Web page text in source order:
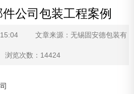
公司包装工程案例
文章来源：无锡固安德包装有
浏览次数：14424